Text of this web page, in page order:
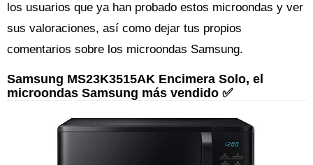
los usuarios que ya han probado estos microondas y ver
sus valoraciones, así como dejar tus propios
comentarios sobre los microondas Samsung.
Samsung MS23K3515AK Encimera Solo, el
microondas Samsung más vendido ✅